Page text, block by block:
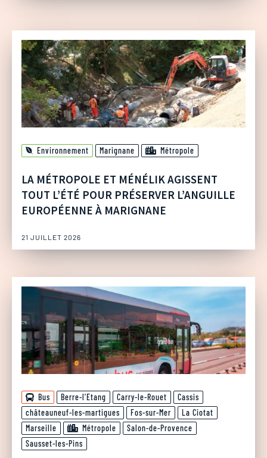
Environnement Marignane Métropole
LA MÉTROPOLE ET MÉNÉLIK AGISSENT
TOUT L’ÉTÉ POUR PRÉSERVER L’ANGUILLE
EUROPÉENNE À MARIGNANE
21 JUILLET 2026
Bus Berre-l'Etang Carry-le-Rouet
Cassis
châteauneuf-les-martigues
Fos-sur-Mer
La Ciotat
Marseille
Métropole
Salon-de-Provence
Sausset-les-Pins